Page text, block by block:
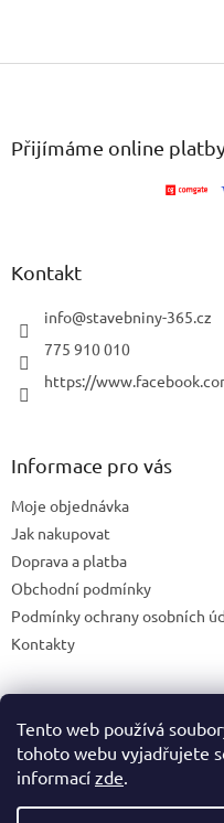
Tento web používá
tohoto webu vyjadřujete
informací zde.
Z
Přijímáme online
Kontakt
info@stavebniny-365.cz
775 910 010
https://
Informace pro vás
Moje objednávka
Jak nakupovat
Doprava a platba
Obchodní podmínky
Podmínky ochrany osobních
Kontakty